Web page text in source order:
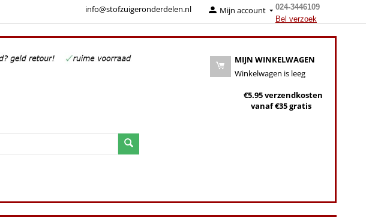
024-3446109
Bel verzoek
Mijn account
info@stofzuigeronderdelen.nl
MIJN WINKELWAGEN
Winkelwagen is leeg
€5.95 verzendkosten
vanaf €35 gratis